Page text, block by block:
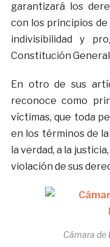
garantizará los
con los principios
indivisibilidad y
Constitución General
En otro de sus
reconoce como
víctimas, que toda
en los términos de
la verdad, a la
violación de sus
Cámara de